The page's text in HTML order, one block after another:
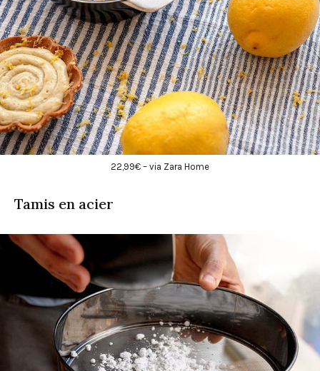
22,99€ – via Zara Home
Tamis en acier